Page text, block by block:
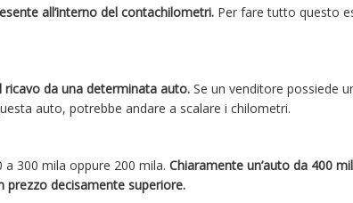
all’interno del contachilometri. Per fare tutto questo
ricavo da una determinata auto. Se un venditore possiede
auto, potrebbe andare a scalare i chilometri.
a 300 mila oppure 200 mila. Chiaramente un’auto da 400
prezzo decisamente superiore.